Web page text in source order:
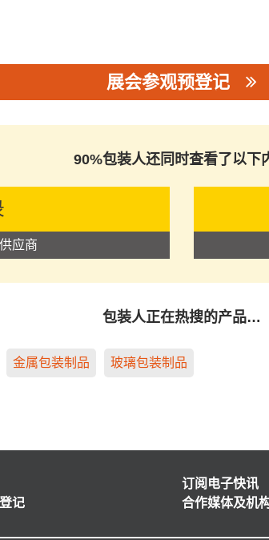
展会参观预登记
90%包装人还同时查看了以下
应商
包装人正在热搜的产品…
金属包装制品 玻璃包装制品
记
订阅电子快讯
合作媒体及机